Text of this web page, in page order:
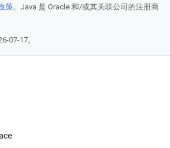
策。Java 是 Oracle 和/或其关联公司的注册商
07-17。